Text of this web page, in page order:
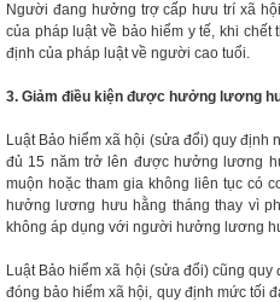
Người đang hưởng trợ cấp hưu trí xã
của pháp luật về bảo hiểm y tế, khi
định của pháp luật về người cao tuổi.
3. Giảm điều kiện được hưởng lương
Luật Bảo hiểm xã hội (sửa đổi) quy
đủ 15 năm trở lên được hưởng lương
muộn hoặc tham gia không liên tục có
hưởng lương hưu hằng tháng thay vì
không áp dụng với người hưởng lương
Luật Bảo hiểm xã hội (sửa đổi) cũng
đóng bảo hiểm xã hội, quy định mức tối